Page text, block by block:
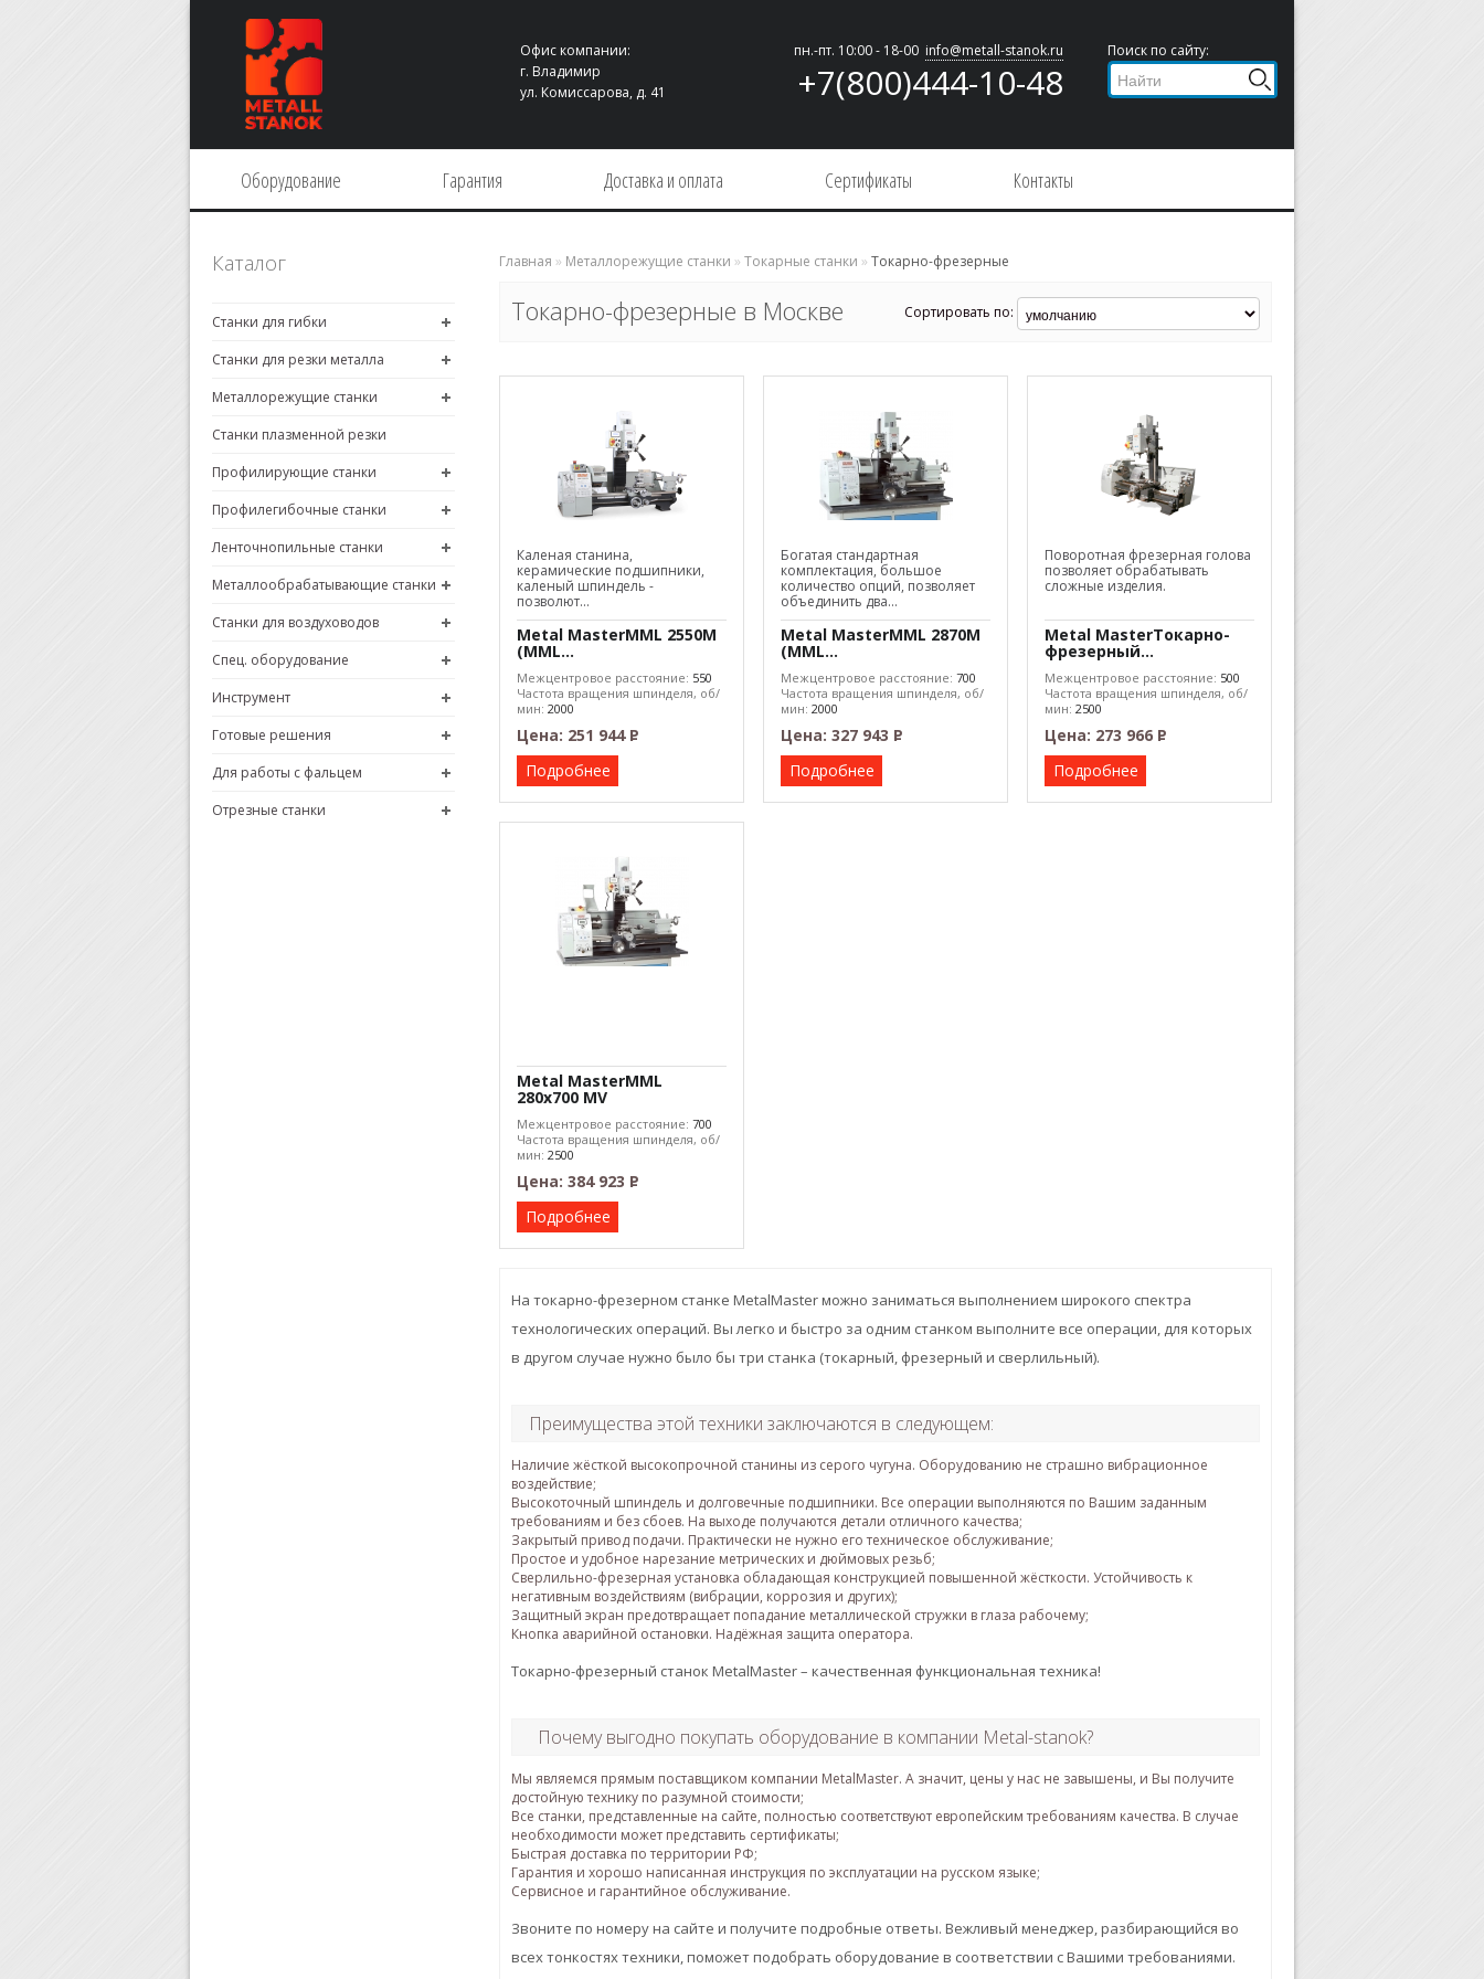
Офис компании:
г. Владимир
ул. Комиссарова, д. 41
пн.-пт. 10:00 - 18-00 info@metall-stanok.ru
+7(800)444-10-48
Поиск по сайту:
Оборудование Гарантия Доставка и оплата Сертификаты Контакты
Каталог
Станки для гибки
Станки для резки металла
Металлорежущие станки
Станки плазменной резки
Профилирующие станки
Профилегибочные станки
Ленточнопильные станки
Металлообрабатывающие станки
Станки для воздуховодов
Спец. оборудование
Инструмент
Готовые решения
Для работы с фальцем
Отрезные станки
Главная » Металлорежущие станки » Токарные станки » Токарно-фрезерные
Токарно-фрезерные в Москве Сортировать по:
Каленая станина,
керамические подшипники,
каленый шпиндель -
позволют...
Metal MasterMML 2550M
(MML...
Межцентровое расстояние: 550
Частота вращения шпинделя, об/
мин: 2000
Цена: 251 944Р
–
Подробнее
Богатая стандартная
комплектация, большое
количество опций, позволяет
объединить два...
Metal MasterMML 2870M
(MML...
Межцентровое расстояние: 700
Частота вращения шпинделя, об/
мин: 2000
Цена: 327 943 Р
–
Подробнее
Поворотная фрезерная голова
позволяет обрабатывать
сложные изделия.
Metal MasterТокарно-
фрезерный...
Межцентровое расстояние: 500
Частота вращения шпинделя, об/
мин: 2500
Цена: 273 966 Р
–
Подробнее
Metal MasterMML
280x700 MV
Межцентровое расстояние: 700
Частота вращения шпинделя, об/
мин: 2500
Цена: 384 923 Р
–
Подробнее
На токарно-фрезерном станке MetalMaster можно заниматься выполнением широкого спектра
технологических операций. Вы легко и быстро за одним станком выполните все операции, для которых
в другом случае нужно было бы три станка (токарный, фрезерный и сверлильный).
Преимущества этой техники заключаются в следующем:
Наличие жёсткой высокопрочной станины из серого чугуна. Оборудованию не страшно вибрационное
воздействие;
Высокоточный шпиндель и долговечные подшипники. Все операции выполняются по Вашим заданным
требованиям и без сбоев. На выходе получаются детали отличного качества;
Закрытый привод подачи. Практически не нужно его техническое обслуживание;
Простое и удобное нарезание метрических и дюймовых резьб;
Сверлильно-фрезерная установка обладающая конструкцией повышенной жёсткости. Устойчивость к
негативным воздействиям (вибрации, коррозия и других);
Защитный экран предотвращает попадание металлической стружки в глаза рабочему;
Кнопка аварийной остановки. Надёжная защита оператора.
Токарно-фрезерный станок MetalMaster – качественная функциональная техника!
Почему выгодно покупать оборудование в компании Metal-stanok?
Мы являемся прямым поставщиком компании MetalMaster. А значит, цены у нас не завышены, и Вы получите
достойную технику по разумной стоимости;
Все станки, представленные на сайте, полностью соответствуют европейским требованиям качества. В случае
необходимости может представить сертификаты;
Быстрая доставка по территории РФ;
Гарантия и хорошо написанная инструкция по эксплуатации на русском языке;
Сервисное и гарантийное обслуживание.
Звоните по номеру на сайте и получите подробные ответы. Вежливый менеджер, разбирающийся во
всех тонкостях техники, поможет подобрать оборудование в соответствии с Вашими требованиями.